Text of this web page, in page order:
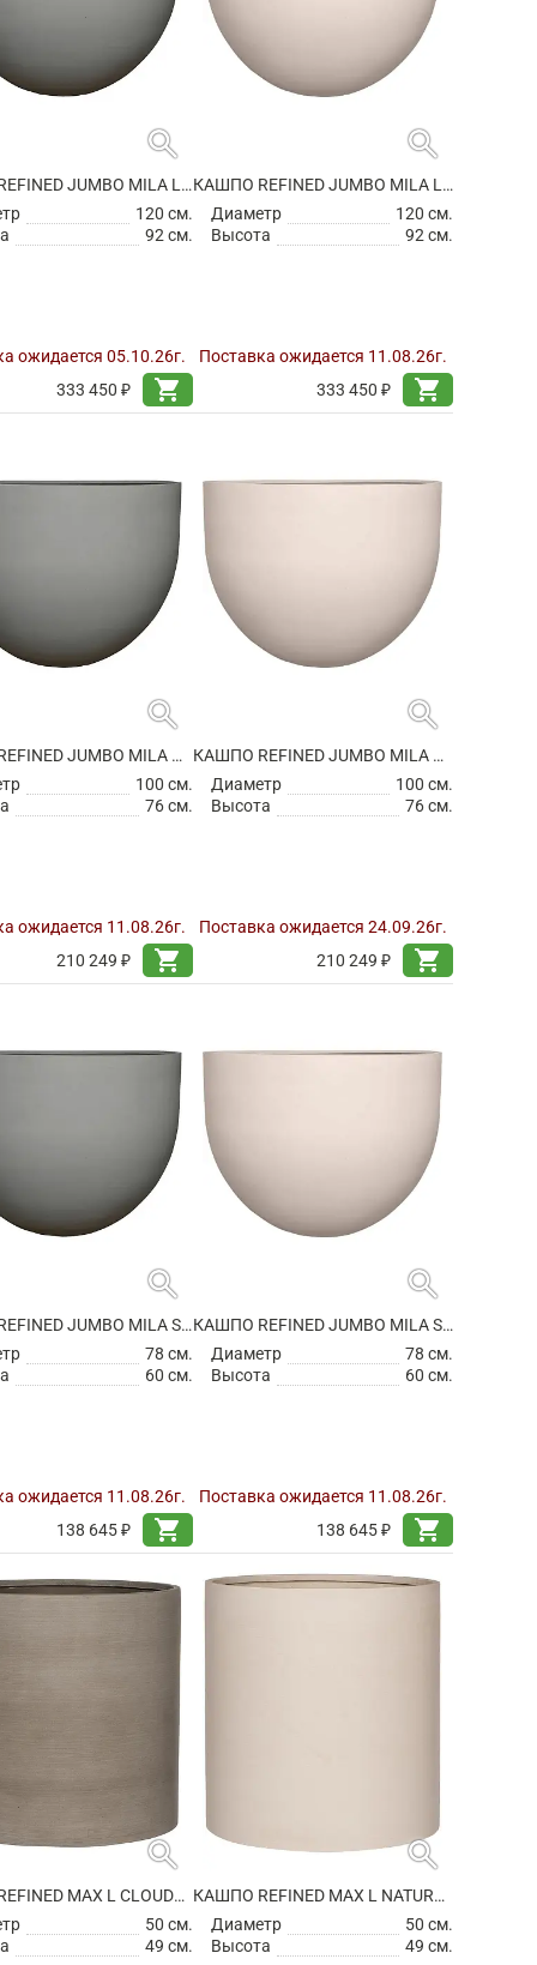
search
КАШПО REFINED JUMBO MILA L CLOUDED GREY
120 см.
92 см.
ожидается 05.10.26г.
333 450 ₽
shopping_cart
search
КАШПО REFINED JUMBO MILA L NATURAL WHITE
Диаметр
120 см.
Высота
92 см.
Поставка ожидается 11.08.26г.
333 450 ₽
shopping_cart
search
КАШПО REFINED JUMBO MILA M CLOUDED GREY
100 см.
76 см.
ожидается 11.08.26г.
210 249 ₽
shopping_cart
search
КАШПО REFINED JUMBO MILA M NATURAL WHITE
Диаметр
100 см.
Высота
76 см.
Поставка ожидается 24.09.26г.
210 249 ₽
shopping_cart
search
КАШПО REFINED JUMBO MILA S CLOUDED GREY
78 см.
60 см.
ожидается 11.08.26г.
138 645 ₽
shopping_cart
search
КАШПО REFINED JUMBO MILA S NATURAL WHITE
Диаметр
78 см.
Высота
60 см.
Поставка ожидается 11.08.26г.
138 645 ₽
shopping_cart
search
КАШПО REFINED MAX L CLOUDED GREY
50 см.
49 см.
search
КАШПО REFINED MAX L NATURAL WHITE
Диаметр
50 см.
Высота
49 см.